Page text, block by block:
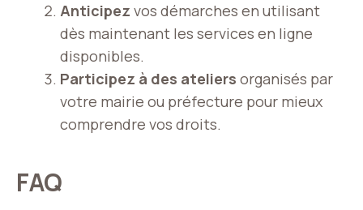
Anticipez vos démarches en utilisant
dès maintenant les services en ligne
disponibles.
Participez à des ateliers organisés par
votre mairie ou préfecture pour mieux
comprendre vos droits.
FAQ